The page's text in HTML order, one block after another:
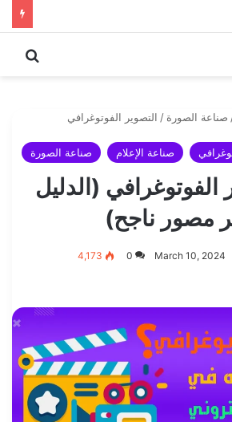
صناعة الصورة / التصوير الفوتوغرافي
صناعة الإعلام صناعة الصورة
الفوتوغرافي (الدليل
مصور ناجح)
March 10, 2024
0
4,173